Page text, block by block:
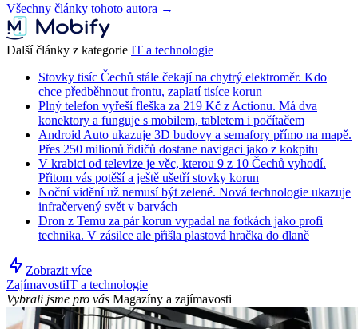
Všechny články tohoto autora →
Další články z kategorie IT a technologie
Stovky tisíc Čechů stále čekají na chytrý elektroměr. Kdo
chce předběhnout frontu, zaplatí tisíce korun
Plný telefon vyřeší fleška za 219 Kč z Actionu. Má dva
konektory a funguje s mobilem, tabletem i počítačem
Android Auto ukazuje 3D budovy a semafory přímo na mapě.
Přes 250 milionů řidičů dostane navigaci jako z kokpitu
V krabici od televize je věc, kterou 9 z 10 Čechů vyhodí.
Přitom vás potěší a ještě ušetří stovky korun
Noční vidění už nemusí být zelené. Nová technologie ukazuje
infračervený svět v barvách
Dron z Temu za pár korun vypadal na fotkách jako profi
technika. V zásilce ale přišla plastová hračka do dlaně
Zobrazit více
ZajímavostiIT a technologie
Vybrali jsme pro vás Magazíny a zajímavosti